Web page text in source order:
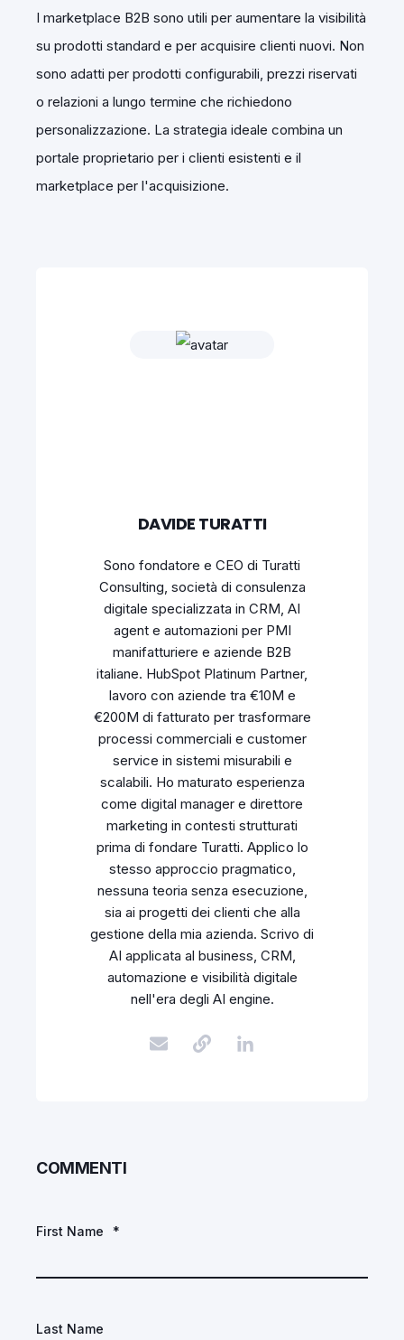
I marketplace B2B sono utili per aumentare la visibilità
su prodotti standard e per acquisire clienti nuovi. Non
sono adatti per prodotti configurabili, prezzi riservati
o relazioni a lungo termine che richiedono
personalizzazione. La strategia ideale combina un
portale proprietario per i clienti esistenti e il
marketplace per l'acquisizione.
DAVIDE TURATTI
Sono fondatore e CEO di Turatti
Consulting, società di consulenza
digitale specializzata in CRM, AI
agent e automazioni per PMI
manifatturiere e aziende B2B
italiane. HubSpot Platinum Partner,
lavoro con aziende tra €10M e
€200M di fatturato per trasformare
processi commerciali e customer
service in sistemi misurabili e
scalabili. Ho maturato esperienza
come digital manager e direttore
marketing in contesti strutturati
prima di fondare Turatti. Applico lo
stesso approccio pragmatico,
nessuna teoria senza esecuzione,
sia ai progetti dei clienti che alla
gestione della mia azienda. Scrivo di
AI applicata al business, CRM,
automazione e visibilità digitale
nell'era degli AI engine.
COMMENTI
First Name *
Last Name